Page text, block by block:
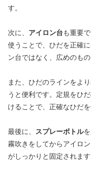
す。
次に、 アイロン台も重要
使うことで、ひだを正確
ン台ではなく、広めのも
また、ひだのラインをよ
うと便利です。定規をひ
けることで、正確なひだ
最後に、 スプレーボトル
霧吹きをしてからアイロ
がしっかりと固定されます